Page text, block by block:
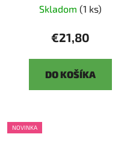
Skladom (1 ks)
€21,80
DO KOŠÍKA
NOVINKA